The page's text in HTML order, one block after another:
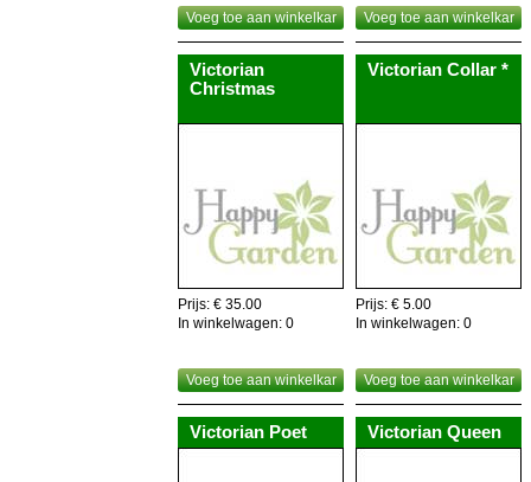
Voeg toe aan winkelkar Voeg toe aan winkelkar
Victorian
Christmas
Prijs: € 35.00
In winkelwagen: 0
Voeg toe aan winkelkar
Victorian Collar *
Prijs: € 5.00
In winkelwagen: 0
Voeg toe aan winkelkar
Victorian Poet Victorian Queen